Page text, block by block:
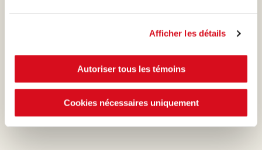
Afficher les détails
Autoriser tous les témoins
Cookies nécessaires uniquement